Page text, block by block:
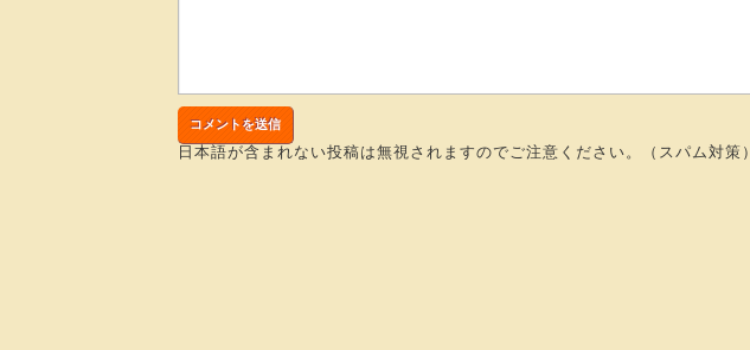
日本語が含まれない投稿は無視されますのでご注意ください。（スパム対策）